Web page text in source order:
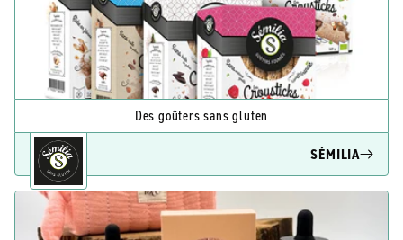
Des goûters sans gluten
SÉMILIA